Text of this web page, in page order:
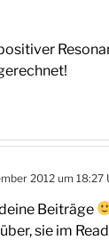
2012 um 18:27
Beiträge
sie im